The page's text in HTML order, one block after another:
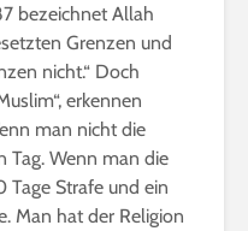
bezeichnet Allah
Grenzen und
nicht.“ Doch
erkennen
man nicht die
Tag. Wenn man die
Tage Strafe und ein
Man hat der Religion